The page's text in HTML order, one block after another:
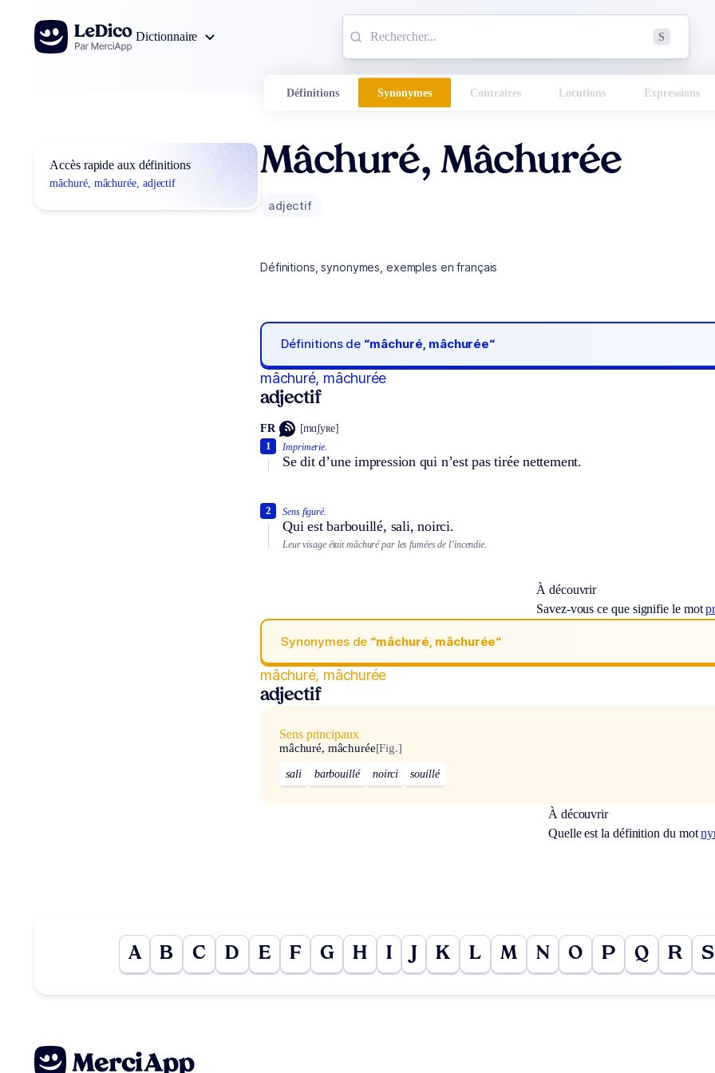
Aller au contenu
Dictionnaire
S
Définitions Synonymes Contraires Locutions Expressions
Accès rapide aux définitions
mâchuré, mâchurée, adjectif
Mâchuré, Mâchurée
adjectif
Définitions, synonymes, exemples en français
Définitions de “mâchuré, mâchurée“
mâchuré, mâchurée
adjectif
FR [mɑʃyʀe]
Imprimerie.
Se dit d’une impression qui n’est pas tirée nettement.
1
Sens figuré.
Qui est barbouillé, sali, noirci.
2
Leur visage était mâchuré par les fumées de l’incendie.
À découvrir
Savez-vous ce que signifie le mot
Synonymes de “mâchuré, mâchurée“
mâchuré, mâchurée
adjectif
Sens principaux
mâchuré, mâchurée[Fig.]
sali barbouillé noirci souillé
À découvrir
Quelle est la définition du mot
A B C D E F G H I J K L M N O P Q R S